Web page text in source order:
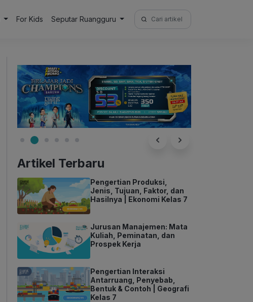
For Kids Seputar Ruangguru
Search
for:
Artikel Terbaru
Pengertian Produksi,
Jenis, Tujuan, Faktor, dan
Hasilnya | Ekonomi Kelas 7
Jurusan Manajemen: Mata
Kuliah, Peminatan, dan
Prospek Kerja
Pengertian Interaksi
Antarruang, Penyebab,
Bentuk & Contoh | Geografi
Kelas 7